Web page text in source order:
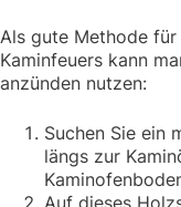
Als gute Methode
Kaminfeuers kann
anzünden nutzen:
Suchen Sie ein
längs zur